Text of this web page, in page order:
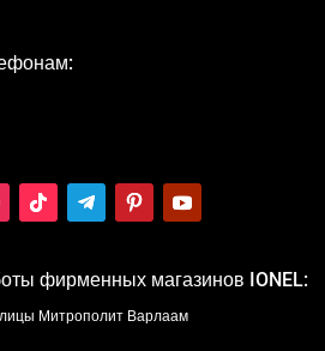
фирменных магазинов IONEL:
Митрополит Варлаам